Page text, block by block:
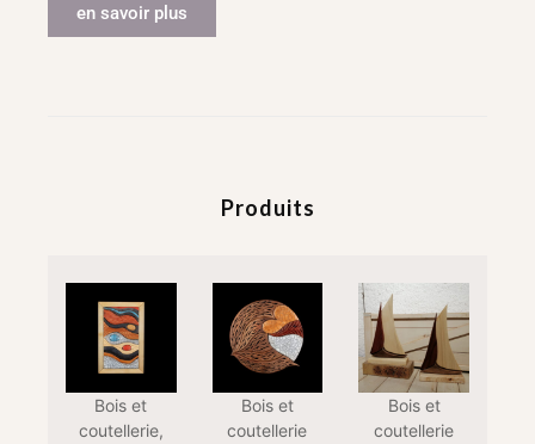
en savoir plus
Produits
Bois et
coutellerie,
Bois et
coutellerie
Bois et
coutellerie